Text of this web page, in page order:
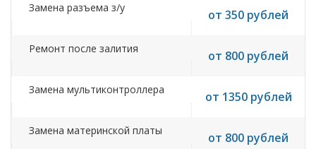
Замена разъема з/у от 350 рублей
Ремонт после залития от 800 рублей
Замена мультиконтроллера от 1350 рублей
Замена материнской платы от 800 рублей